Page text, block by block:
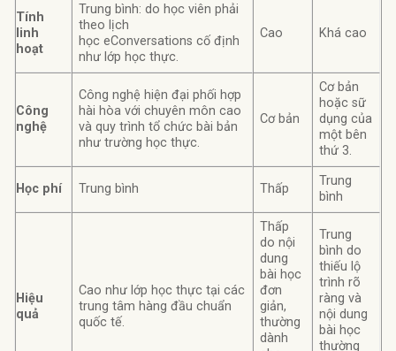
Tính
linh
hoạt
Trung bình: do học viên phải
theo lịch
học eConversations cố định
như lớp học thực.
Cao Khá cao
Công
nghệ
Công nghệ hiện đại phối hợp
hài hòa với chuyên môn cao
và quy trình tổ chức bài bản
như trường học thực.
Cơ bản
Cơ bản
hoặc sữ
dụng của
một bên
thứ 3.
Học phí Trung bình Thấp
Trung
bình
Hiệu
quả
Cao như lớp học thực tại các
trung tâm hàng đầu chuẩn
quốc tế.
Thấp
do nội
dung
bài học
đơn
giản,
thường
dành
Trung
bình do
thiếu lộ
trình rõ
ràng và
nội dung
bài học
thường